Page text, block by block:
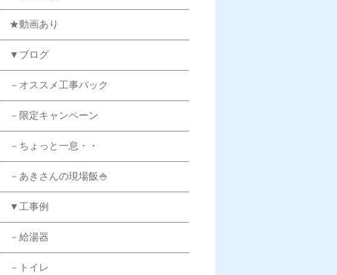
★動画あり
▼ブログ
－オススメ工事パック
－限定キャンペーン
－ちょっと一息・・
－あきさんの現場飯🍚
▼工事例
－給湯器
－トイレ